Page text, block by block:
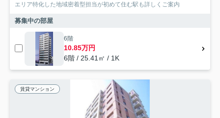
エリア特化した地域密着型担当が初めて住む駅も詳しくご案内
募集中の部屋
6階
10.85万円
6階 / 25.41㎡ / 1K
賃貸マンション